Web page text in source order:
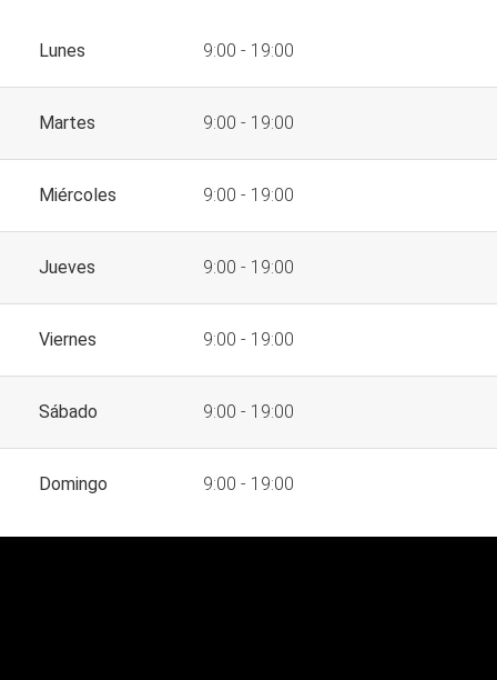
Lunes 9:00 - 19:00
Martes 9:00 - 19:00
Miércoles 9:00 - 19:00
Jueves 9:00 - 19:00
Viernes 9:00 - 19:00
Sábado 9:00 - 19:00
Domingo 9:00 - 19:00